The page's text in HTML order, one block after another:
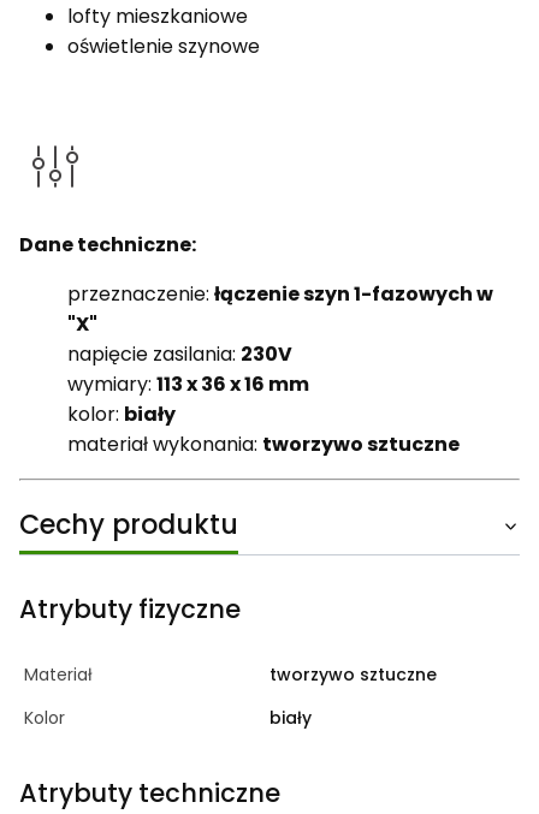
lofty mieszkaniowe
oświetlenie szynowe
Dane techniczne:
przeznaczenie: łączenie szyn 1-fazowych w
"X"
napięcie zasilania: 230V
wymiary: 113 x 36 x 16 mm
kolor: biały
materiał wykonania: tworzywo sztuczne
Cechy produktu
Atrybuty fizyczne
Materiał
tworzywo sztuczne
Kolor
biały
Atrybuty techniczne